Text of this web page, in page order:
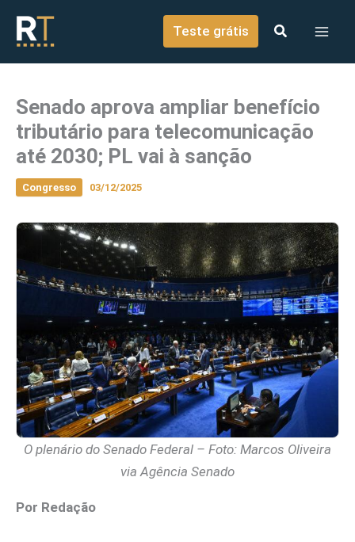
conteúdo
Teste grátis
Senado aprova ampliar benefício
tributário para telecomunicação
até 2030; PL vai à sanção
Congresso 03/12/2025
O plenário do Senado Federal – Foto: Marcos Oliveira
via Agência Senado
Por Redação